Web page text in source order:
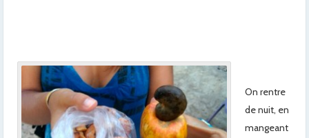
On rentre
de nuit, en
mangeant